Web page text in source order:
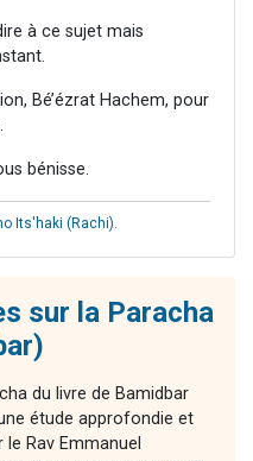
à ce sujet mais
Bé’ézrat Hachem, pour
bénisse.
Its'haki (Rachi).
sur la Paracha
du livre de Bamidbar
étude approfondie et
Rav Emmanuel